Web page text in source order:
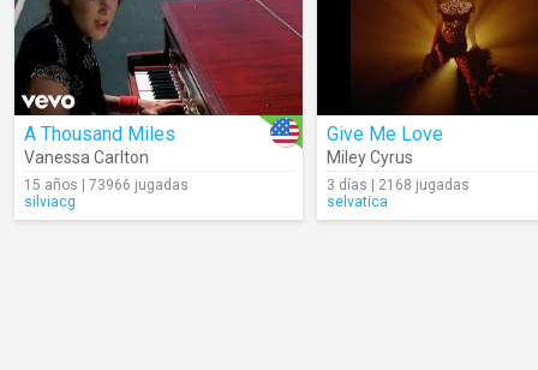
A Thousand Miles
Vanessa Carlton
15 años | 73966 jugadas
silviacg
Give Me Love
Miley Cyrus
3 días | 2168 jugadas
selvatica